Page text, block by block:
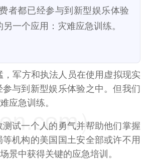
者都已经参与到新型娱乐体验
一个应用：灾难应急训练。
，军方和执法人员在使用虚拟现实
与到新型娱乐体验之中。但我们
应急训练。
试一个人的勇气并帮助他们掌握
机构的美国国土安全部或许不用
景中获得关键的应急培训。
）